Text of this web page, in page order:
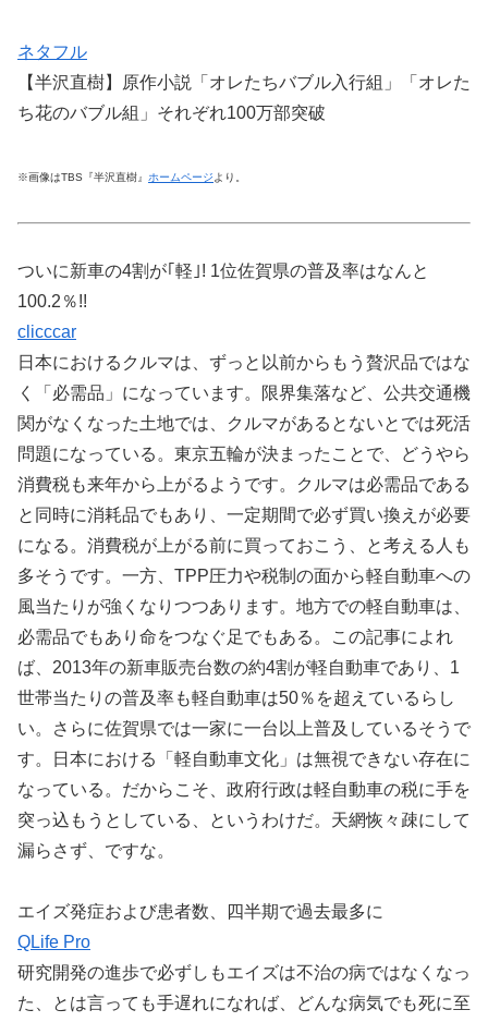
ネタフル
【半沢直樹】原作小説「オレたちバブル入行組」「オレた
ち花のバブル組」それぞれ100万部突破
※画像はTBS『半沢直樹』 ホームページ より。
ついに新車の4割が｢軽｣! 1位佐賀県の普及率はなんと
100.2％!!
clicccar
日本におけるクルマは、ずっと以前からもう贅沢品ではな
く「必需品」になっています。限界集落など、公共交通機
関がなくなった土地では、クルマがあるとないとでは死活
問題になっている。東京五輪が決まったことで、どうやら
消費税も来年から上がるようです。クルマは必需品である
と同時に消耗品でもあり、一定期間で必ず買い換えが必要
になる。消費税が上がる前に買っておこう、と考える人も
多そうです。一方、TPP圧力や税制の面から軽自動車への
風当たりが強くなりつつあります。地方での軽自動車は、
必需品でもあり命をつなぐ足でもある。この記事によれ
ば、2013年の新車販売台数の約4割が軽自動車であり、1
世帯当たりの普及率も軽自動車は50％を超えているらし
い。さらに佐賀県では一家に一台以上普及しているそうで
す。日本における「軽自動車文化」は無視できない存在に
なっている。だからこそ、政府行政は軽自動車の税に手を
突っ込もうとしている、というわけだ。天網恢々疎にして
漏らさず、ですな。
エイズ発症および患者数、四半期で過去最多に
QLife Pro
研究開発の進歩で必ずしもエイズは不治の病ではなくなっ
た、とは言っても手遅れになれば、どんな病気でも死に至